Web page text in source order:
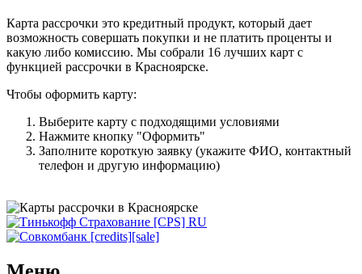
Карта рассрочки это кредитный продукт, который дает
возможность совершать покупки и не платить проценты и
какую либо комиссию. Мы собрали 16 лучших карт с
функцией рассрочки в Красноярске.
Чтобы оформить карту:
Выберите карту с подходящими условиями
Нажмите кнопку "Оформить"
Заполните короткую заявку (укажите ФИО, контактный
телефон и другую информацию)